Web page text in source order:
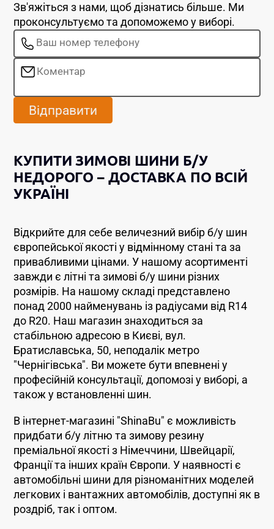
Зв'яжіться з нами, щоб дізнатись більше. Ми
проконсультуємо та допоможемо у виборі.
Відправити
КУПИТИ ЗИМОВІ ШИНИ Б/У
НЕДОРОГО – ДОСТАВКА ПО ВСІЙ
УКРАЇНІ
Відкрийте для себе величезний вибір б/у шин
європейської якості у відмінному стані та за
привабливими цінами. У нашому асортименті
завжди є літні та зимові б/у шини різних
розмірів. На нашому складі представлено
понад 2000 найменувань із радіусами від R14
до R20. Наш магазин знаходиться за
стабільною адресою в Києві, вул.
Братиславська, 50, неподалік метро
"Чернігівська". Ви можете бути впевнені у
професійній консультації, допомозі у виборі, а
також у встановленні шин.
В інтернет-магазині "ShinaBu" є можливість
придбати б/у літню та зимову резину
преміальної якості з Німеччини, Швейцарії,
Франції та інших країн Європи. У наявності є
автомобільні шини для різноманітних моделей
легкових і вантажних автомобілів, доступні як в
роздріб, так і оптом.